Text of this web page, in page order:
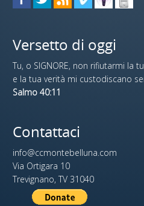
Versetto di oggi
Tu, o SIGNORE, non rifiutarmi la
e la tua verità mi custodiscano
Salmo 40:11
Contattaci
info@ccmontebelluna.com
Via Ortigara 10
Trevignano, TV 31040